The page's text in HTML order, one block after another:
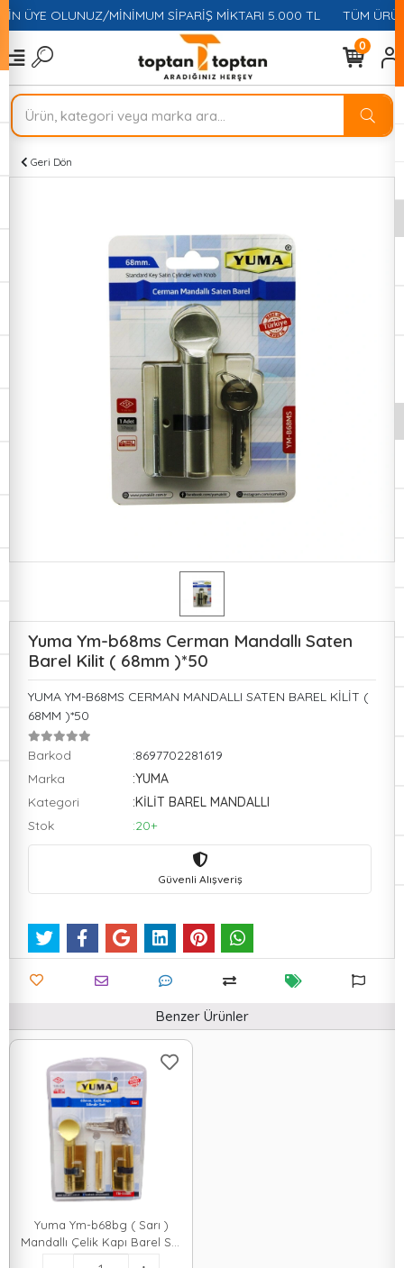
ÜYE OLUNUZ/MİNİMUM SİPARİŞ MİKTARI 5.000 TL TÜM
0
Geri Dön
Yuma Ym-b68ms Cerman Mandallı Saten
Barel Kilit ( 68mm )*50
YUMA YM-B68MS CERMAN MANDALLI SATEN BAREL KİLİT (
68MM )*50
Barkod
:8697702281619
Marka
:YUMA
Kategori
:KİLİT BAREL MANDALLI
Stok
:20+
Güvenli Alışveriş
Benzer Ürünler
Yuma Ym-b68bg ( Sarı )
Mandallı Çelik Kapı Barel Set
68m*30